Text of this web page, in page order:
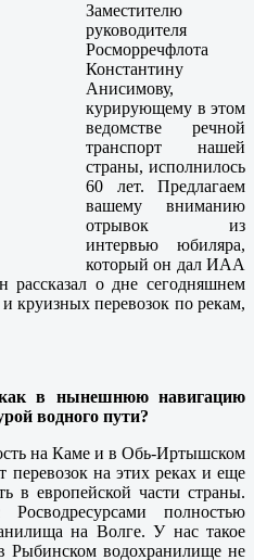
Заместителю
руководителя
Росморречфлота
Константину
Анисимову,
курирующему в этом
ведомстве речной
транспорт нашей
страны, исполнилось
60 лет. Предлагаем
вашему вниманию
отрывок из
интервью юбиляра,
который он дал ИАА
о дне сегодняшнем
круизных перевозок по рекам,
в нынешнюю навигацию
водного пути?
на Каме и в Обь-Иртышском
перевозок на этих реках и еще
в европейской части страны.
полностью
на Волге. У нас такое
Рыбинском водохранилище не